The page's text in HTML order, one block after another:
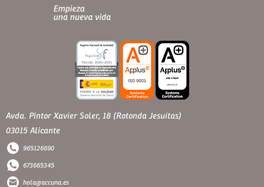
Avda. Pintor Xavier Soler, 18 (Rotonda Jesuitas)
03015 Alicante
965126690
673665345
hola@accuna.es